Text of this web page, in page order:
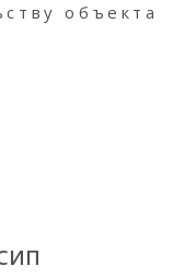
объекта